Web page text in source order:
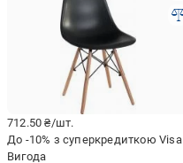
712.50₴/шт.
До -10% з суперкредиткою Visa
Вигода